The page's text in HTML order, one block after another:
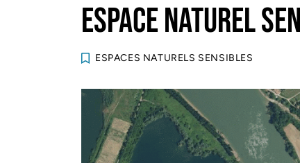
ESPACE NATUREL
ESPACES NATURELS SENSIBLES